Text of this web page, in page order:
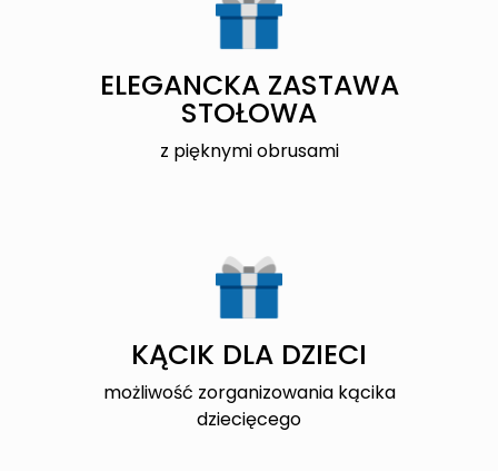
ELEGANCKA ZASTAWA
STOŁOWA
z pięknymi obrusami
KĄCIK DLA DZIECI
możliwość zorganizowania kącika
dziecięcego